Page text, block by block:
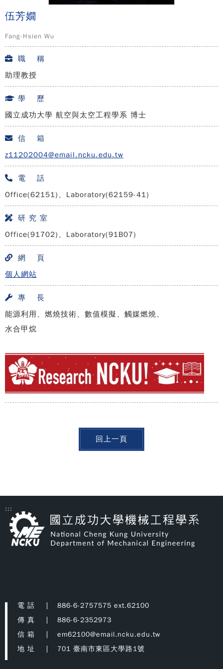
伍芳嫺
Fang-Hsien Wu
職 稱
助理教授
學 歷
國立成功大學 航空與太空工程學系 博士
信 箱
z11202004@email.ncku.edu.tw
電 話
Office(62151)、Laboratory(62159-41)
研 究 室
Office(91702)、Laboratory(91B07)
網 頁
個人網站
專 長
能源利用、燃燒技術、數值模擬、觸媒燃燒、
水合甲烷
回上一頁
:::
電 話
886-6-2757575 ext.62100
傳 真
886-6-2352973
信 箱
em62100@email.ncku.edu.tw
地 址
701 臺南市東區大學路1號